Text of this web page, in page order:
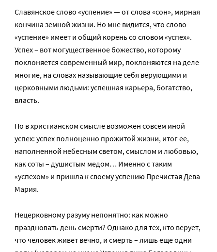
Славянское слово «успение» — от слова «сон», мирная
кончина земной жизни. Но мне видится, что слово
«успение» имеет и общий корень со словом «успех».
Успех – вот могущественное божество, которому
поклоняется современный мир, поклоняются на деле
многие, на словах называющие себя верующими и
церковными людьми: успешная карьера, богатство,
власть.
Но в христианском смысле возможен совсем иной
успех: успех полноценно прожитой жизни, итог ее,
наполненной небесным светом, смыслом и любовью,
как соты – душистым медом… Именно с таким
«успехом» и пришла к своему успению Пречистая Дева
Мария.
Нецерковному разуму непонятно: как можно
праздновать день смерти? Однако для тех, кто верует,
что человек живет вечно, и смерть – лишь еще одни